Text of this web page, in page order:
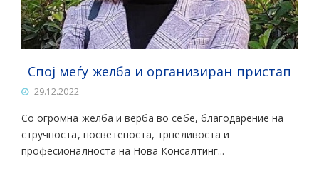
Спој меѓу желба и организиран пристап
29.12.2022
Со огромна желба и верба во себе, благодарение на
стручноста, посветеноста, трпеливоста и
професионалноста на Нова Консалтинг...